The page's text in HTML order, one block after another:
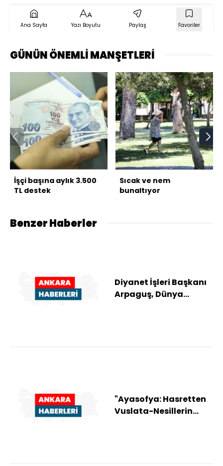
Ana Sayfa Yazı Boyutu Paylaş Favoriler
GÜNÜN ÖNEMLİ MANŞETLERİ
İşçi başına aylık 3.500
TL destek
Sıcak ve nem
bunaltıyor
Benzer Haberler
Diyanet İşleri Başkanı
Arpaguş, Dünya
"Ayasofya: Hasretten
Vuslata-Nesillerin